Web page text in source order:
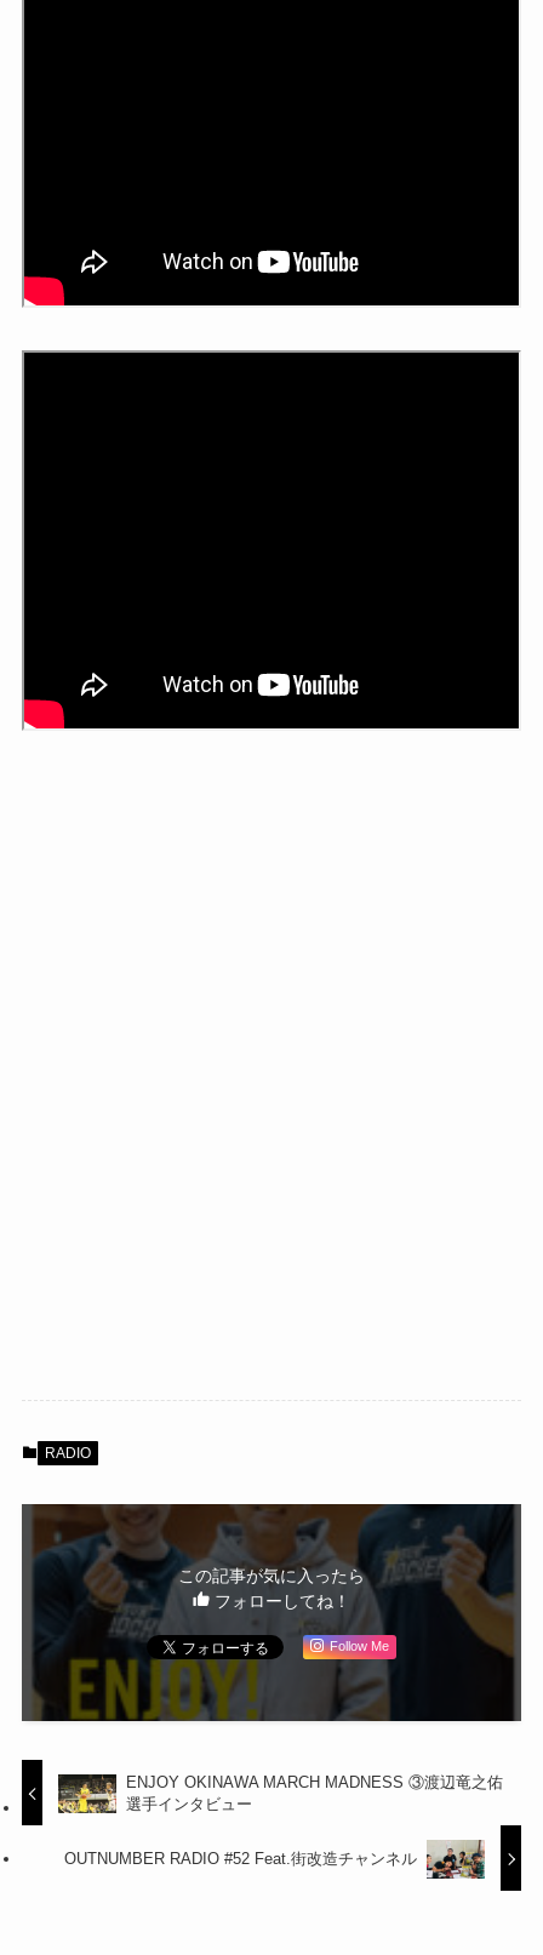
RADIO
この記事が気に入ったら
フォローしてね！
Follow Me
ENJOY OKINAWA MARCH MADNESS ③渡辺竜之佑
選手インタビュー
OUTNUMBER RADIO #52 Feat.街改造チャンネル